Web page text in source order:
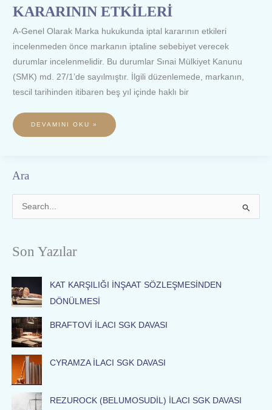
KARARININ ETKİLERİ
A-Genel Olarak Marka hukukunda iptal kararının etkileri
incelenmeden önce markanın iptaline sebebiyet verecek
durumlar incelenmelidir. Bu durumlar Sınai Mülkiyet Kanunu
(SMK) md. 27/1’de sayılmıştır. İlgili düzenlemede, markanın,
tescil tarihinden itibaren beş yıl içinde haklı bir
DEVAMINI OKU »
Ara
r
c
h
f
o
r
:
Son Yazılar
KAT KARŞILIĞI İNŞAAT SÖZLEŞMESİNDEN
DÖNÜLMESİ
BRAFTOVİ İLACI SGK DAVASI
CYRAMZA İLACI SGK DAVASI
REZUROCK (BELUMOSUDİL) İLACI SGK DAVASI